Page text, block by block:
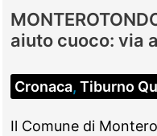
aiuto cuoco: via
Cronaca, Tiburno
Il Comune di